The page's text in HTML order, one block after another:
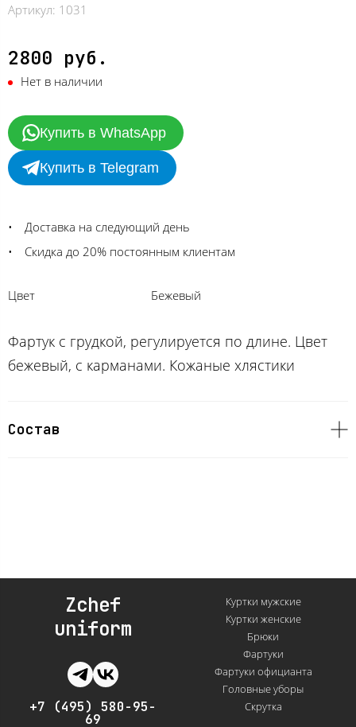
Артикул: 1031
2800 руб.
Нет в наличии
Купить в WhatsApp
Купить в Telegram
Доставка на следующий день
Скидка до 20% постоянным клиентам
Цвет Бежевый
Фартук с грудкой, регулируется по длине. Цвет
бежевый, с карманами. Кожаные хлястики
Состав
Zchef
uniform
+7 (495) 580-95-
69
Куртки мужские
Куртки женские
Брюки
Фартуки
Фартуки официанта
Головные уборы
Скрутка